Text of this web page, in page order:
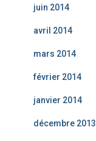
juin 2014
avril 2014
mars 2014
février 2014
janvier 2014
décembre 2013